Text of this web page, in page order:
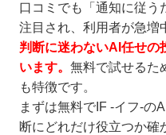
口コミでも「通知に従う
注目され、利用者が急増
判断に迷わないAI任せの
います。無料で試せるた
も特徴です。
まずは無料でIF -イフ-の
断にどれだけ役立つか確